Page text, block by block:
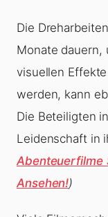
Die
Monate dauern,
visuellen
werden, kann
Die Beteiligten
Leidenschaft in
Abenteuerfilme
Ansehen!)